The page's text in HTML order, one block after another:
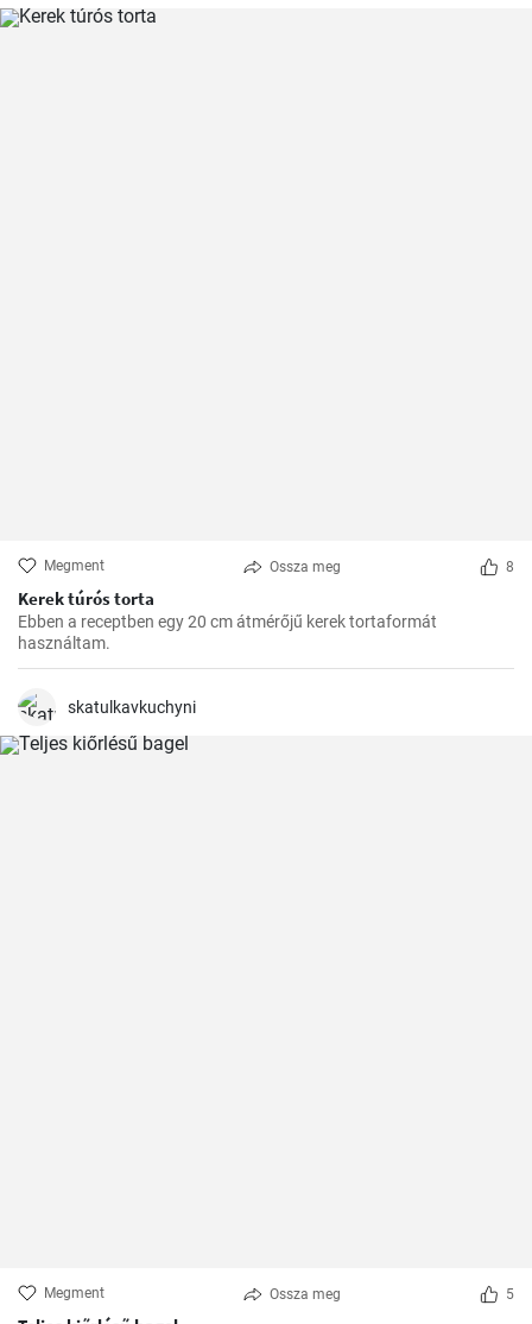
Megment Ossza meg 8
Kerek túrós torta
Ebben a receptben egy 20 cm átmérőjű kerek tortaformát
használtam.
skatulkavkuchyni
Megment Ossza meg 5